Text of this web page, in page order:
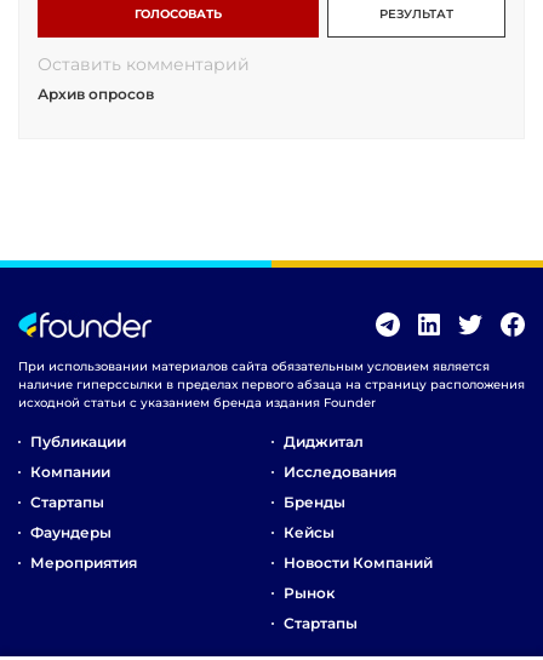
ГОЛОСОВАТЬ РЕЗУЛЬТАТ
Оставить комментарий
Архив опросов
При использовании материалов сайта обязательным условием является
наличие гиперссылки в пределах первого абзаца на страницу расположения
исходной статьи с указанием бренда издания Founder
Публикации
Компании
Стартапы
Фаундеры
Мероприятия
Диджитал
Исследования
Бренды
Кейсы
Новости Компаний
Рынок
Стартапы